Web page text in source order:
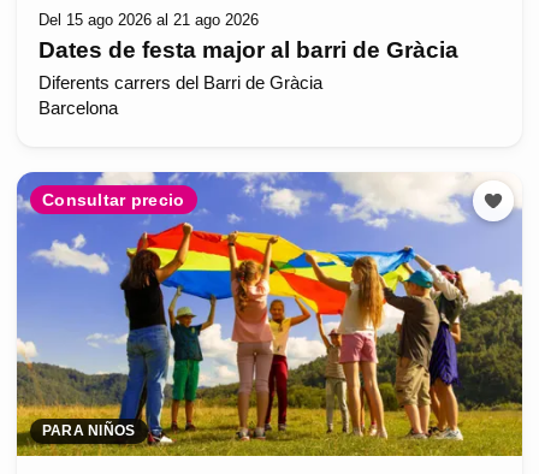
Del 15 ago 2026 al 21 ago 2026
Dates de festa major al barri de Gràcia
Diferents carrers del Barri de Gràcia
Barcelona
Consultar precio
PARA NIÑOS